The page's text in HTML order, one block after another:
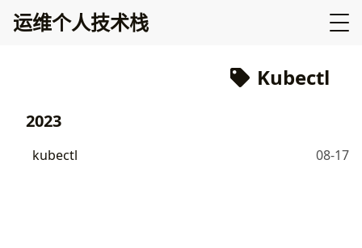
运维个人技术栈
Kubectl
2023
kubectl 08-17